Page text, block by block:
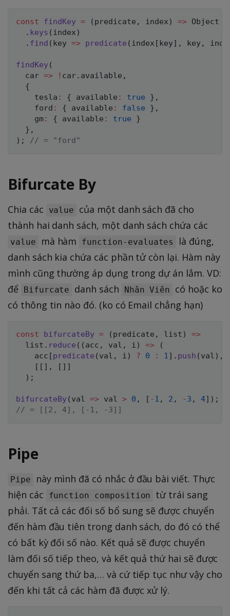
const findKey = ( predicate , index ) => Object
. keys ( index )
. find ( key => predicate ( index [key] , key,
findKey (
car => ! car. available ,
{
    tesla
: { available : true } ,
    ford
: { available : false } ,
    gm
: { available : true
}
} ,
) ; // = "ford"
Bifurcate By
Chia các value
của một danh sách đã cho
thành hai danh sách, một danh sách chứa các
value mà hàm function-evaluates
là đúng,
danh sách kia chứa các phần tử còn lại. Hàm này
mình cũng thường áp dụng trong dự án lắm. VD:
để Bifurcate danh sách Nhân Viên
có hoặc ko
có thông tin nào đó. (ko có Email chẳng hạn)
const bifurcateBy = ( predicate , list )
=>
  list
. reduce ( ( acc , val , i ) =>
(
    acc
[predicate ( val , i ) ? 0 : 1] . push ( val ) ,
[ [ ] , [ ] ]
) ;
bifurcateBy ( val => val > 0 , [ - 1 , 2 , -3 , 4] ) ;
// = [[2, 4], [-1, -3]]
Pipe
Pipe
này mình đã có nhắc ở đầu bài viết. Thực
hiện các
function composition
từ trái sang
phải. Tất cả các đối số bổ sung sẽ được chuyển
đến hàm đầu tiên trong danh sách, do đó có thể
có bất kỳ đối số nào. Kết quả sẽ được chuyển
làm đối số tiếp theo, và kết quả thứ hai sẽ được
chuyển sang thứ ba,… và cứ tiếp tục như vậy cho
đến khi tất cả các hàm đã được xử lý.